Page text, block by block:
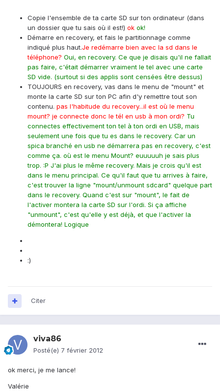
Copie l'ensemble de ta carte SD sur ton ordinateur (dans
un dossier que tu sais où il est!) ok ok!
Démarre en recovery, et fais le partitionnage comme
indiqué plus haut.Je redémarre bien avec la sd dans le
téléphone? Oui, en recovery. Ce que je disais qu'il ne fallait
pas faire, c'était démarrer vraiment le tel avec une carte
SD vide. (surtout si des applis sont censées être dessus)
TOUJOURS en recovery, vas dans le menu de "mount" et
monte la carte SD sur ton PC afin d'y remettre tout son
contenu. pas l'habitude du recovery...il est où le menu
mount? je connecte donc le tél en usb à mon ordi? Tu
connectes effectivement ton tel à ton ordi en USB, mais
seulement une fois que tu es dans le recovery. Car un
spica branché en usb ne démarrera pas en recovery, c'est
comme ça. où est le menu Mount? euuuuuh je sais plus
trop. :P J'ai plus le même recovery. Mais je crois qu'il est
dans le menu principal. Ce qu'il faut que tu arrives à faire,
c'est trouver la ligne "mount/unmount sdcard" quelque part
dans le recovery. Quand c'est sur "mount", le fait de
l'activer montera la carte SD sur l'ordi. Si ça affiche
"unmount", c'est qu'elle y est déjà, et que l'activer la
démontera! Logique
:)
Citer
viva86
Posté(e) 7 février 2012
ok merci, je me lance!
Valérie